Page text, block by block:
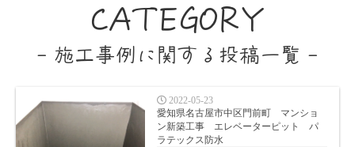
CATEGORY
- 施工事例に関する投稿一覧 -
2022-05-23
愛知県名古屋市中区門前町 マンショ
ン新築工事 エレベーターピット パ
ラテックス防水